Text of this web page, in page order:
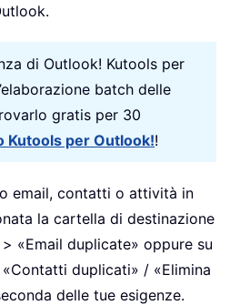
di Outlook! Kutools per
batch delle
gratis per 30
Kutools per Outlook!!
email, contatti o attività in
la cartella di destinazione
«Email duplicate» oppure su
duplicati» / «Elimina
delle tue esigenze.